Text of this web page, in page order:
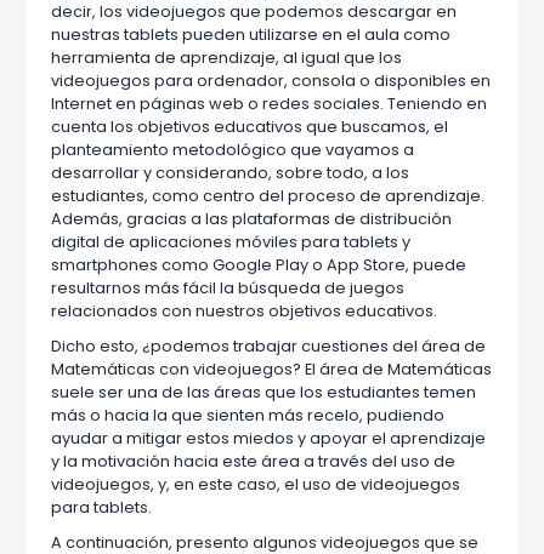
decir, los videojuegos que podemos descargar en
nuestras tablets pueden utilizarse en el aula como
herramienta de aprendizaje, al igual que los
videojuegos para ordenador, consola o disponibles en
Internet en páginas web o redes sociales. Teniendo en
cuenta los objetivos educativos que buscamos, el
planteamiento metodológico que vayamos a
desarrollar y considerando, sobre todo, a los
estudiantes, como centro del proceso de aprendizaje.
Además, gracias a las plataformas de distribución
digital de aplicaciones móviles para tablets y
smartphones como Google Play o App Store, puede
resultarnos más fácil la búsqueda de juegos
relacionados con nuestros objetivos educativos.
Dicho esto, ¿podemos trabajar cuestiones del área de
Matemáticas con videojuegos? El área de Matemáticas
suele ser una de las áreas que los estudiantes temen
más o hacia la que sienten más recelo, pudiendo
ayudar a mitigar estos miedos y apoyar el aprendizaje
y la motivación hacia este área a través del uso de
videojuegos, y, en este caso, el uso de videojuegos
para tablets.
A continuación, presento algunos videojuegos que se